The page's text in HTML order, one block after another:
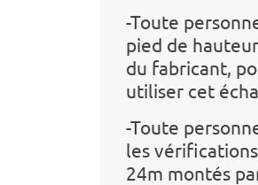
-Toute
pied de
du fabricant,
utiliser cet
-Toute
les
24m montés